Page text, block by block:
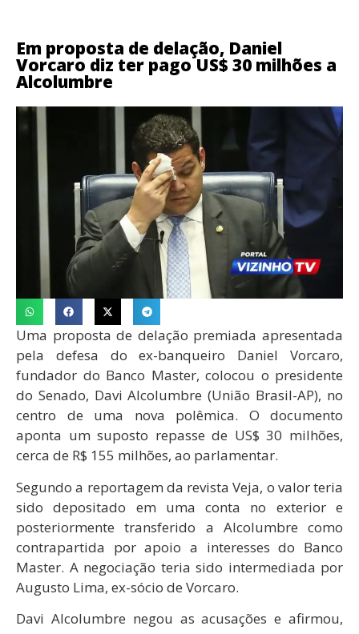
Em proposta de delação, Daniel
Vorcaro diz ter pago US$ 30 milhões a
Alcolumbre
Uma proposta de delação premiada apresentada
pela defesa do ex-banqueiro Daniel Vorcaro,
fundador do Banco Master, colocou o presidente
do Senado, Davi Alcolumbre (União Brasil-AP), no
centro de uma nova polêmica. O documento
aponta um suposto repasse de US$ 30 milhões,
cerca de R$ 155 milhões, ao parlamentar.
Segundo a reportagem da revista Veja, o valor teria
sido depositado em uma conta no exterior e
posteriormente transferido a Alcolumbre como
contrapartida por apoio a interesses do Banco
Master. A negociação teria sido intermediada por
Augusto Lima, ex-sócio de Vorcaro.
Davi Alcolumbre negou as acusações e afirmou,